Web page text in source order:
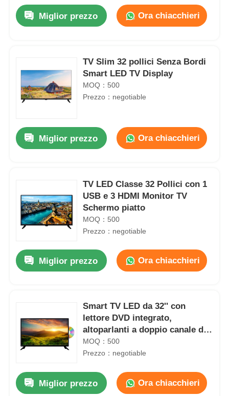
Casa.
Chi Siamo
Miglior prezzo Ora chiacchieri
TV Slim 32 pollici Senza Bordi
Smart LED TV Display
MOQ：500
Prezzo：negotiable
Miglior prezzo Ora chiacchieri
TV LED Classe 32 Pollici con 1
USB e 3 HDMI Monitor TV
Schermo piatto
MOQ：500
Prezzo：negotiable
Miglior prezzo Ora chiacchieri
Smart TV LED da 32'' con
lettore DVD integrato,
altoparlanti a doppio canale da
8W, monitor televisivo
MOQ：500
Prezzo：negotiable
Miglior prezzo
Ora chiacchieri